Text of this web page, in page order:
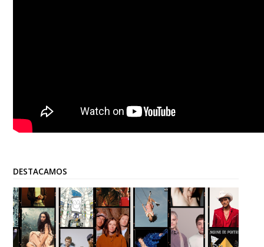
DESTACAMOS